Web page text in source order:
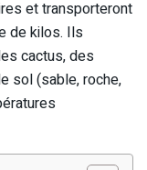
et transporteront
de kilos. Ils
cactus, des
sol (sable, roche,